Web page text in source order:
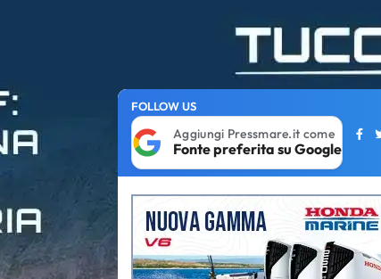
FOLLOW US
Aggiungi Pressmare.it come
Fonte preferita su Google